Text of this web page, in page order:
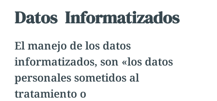
Datos Informatizados
El manejo de los datos
informatizados, son «los datos
personales sometidos al
tratamiento o